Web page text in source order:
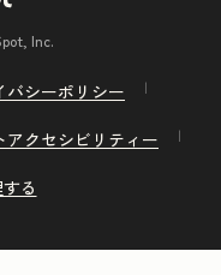
Inc.
バシーポリシー
アクセシビリティー
る